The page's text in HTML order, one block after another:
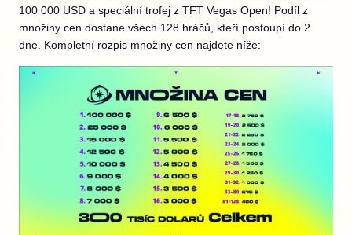
100 000 USD a speciální trofej z TFT Vegas Open! Podíl z
množiny cen dostane všech 128 hráčů, kteří postoupí do 2.
dne. Kompletní rozpis množiny cen najdete níže: